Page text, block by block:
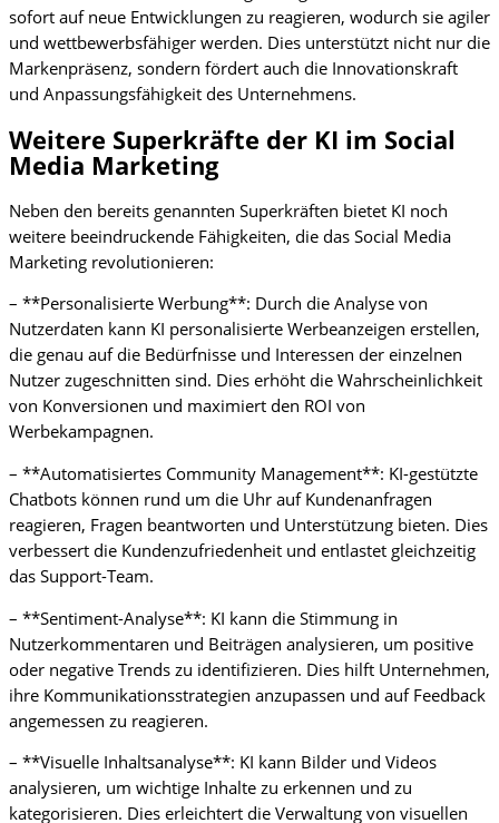
sofort auf neue Entwicklungen zu reagieren, wodurch sie agiler
und wettbewerbsfähiger werden. Dies unterstützt nicht nur die
Markenpräsenz, sondern fördert auch die Innovationskraft
und Anpassungsfähigkeit des Unternehmens.
Weitere Superkräfte der KI im Social
Media Marketing
Neben den bereits genannten Superkräften bietet KI noch
weitere beeindruckende Fähigkeiten, die das Social Media
Marketing revolutionieren:
– **Personalisierte Werbung**: Durch die Analyse von
Nutzerdaten kann KI personalisierte Werbeanzeigen erstellen,
die genau auf die Bedürfnisse und Interessen der einzelnen
Nutzer zugeschnitten sind. Dies erhöht die Wahrscheinlichkeit
von Konversionen und maximiert den ROI von
Werbekampagnen.
– **Automatisiertes Community Management**: KI-gestützte
Chatbots können rund um die Uhr auf Kundenanfragen
reagieren, Fragen beantworten und Unterstützung bieten. Dies
verbessert die Kundenzufriedenheit und entlastet gleichzeitig
das Support-Team.
– **Sentiment-Analyse**: KI kann die Stimmung in
Nutzerkommentaren und Beiträgen analysieren, um positive
oder negative Trends zu identifizieren. Dies hilft Unternehmen,
ihre Kommunikationsstrategien anzupassen und auf Feedback
angemessen zu reagieren.
– **Visuelle Inhaltsanalyse**: KI kann Bilder und Videos
analysieren, um wichtige Inhalte zu erkennen und zu
kategorisieren. Dies erleichtert die Verwaltung von visuellen